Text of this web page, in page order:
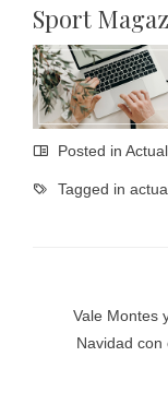
Sport
Posted in
Tagged in
Vale Montes
Navidad